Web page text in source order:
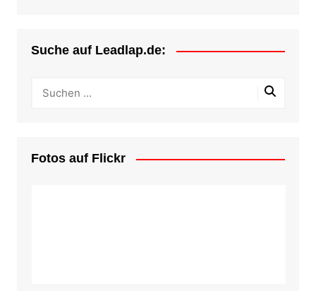
Suche auf Leadlap.de:
Fotos auf Flickr